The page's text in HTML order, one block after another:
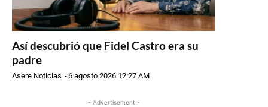
Así descubrió que Fidel Castro era su
padre
Asere Noticias -6 agosto 2026 12:27 AM
- Advertisement -